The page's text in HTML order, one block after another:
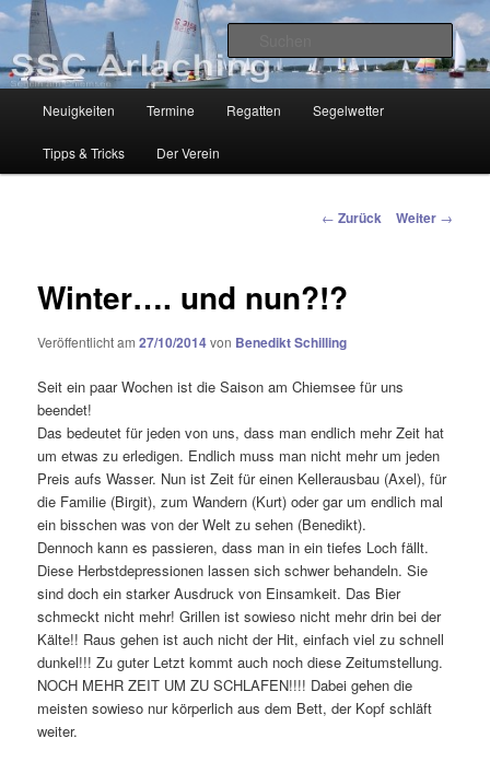
Zum
Inhalt
wechseln
SSC-Arlaching
Segelclub am Chiemsee
Neuigkeiten Termine Regatten Segelwetter
Tipps & Tricks Der Verein
Beitragsnavigation
← Zurück Weiter →
Winter…. und nun?!?
Veröffentlicht am27/10/2014von Benedikt Schilling
Seit ein paar Wochen ist die Saison am Chiemsee für uns
beendet!
Das bedeutet für jeden von uns, dass man endlich mehr Zeit hat
um etwas zu erledigen. Endlich muss man nicht mehr um jeden
Preis aufs Wasser. Nun ist Zeit für einen Kellerausbau (Axel), für
die Familie (Birgit), zum Wandern (Kurt) oder gar um endlich mal
ein bisschen was von der Welt zu sehen (Benedikt).
Dennoch kann es passieren, dass man in ein tiefes Loch fällt.
Diese Herbstdepressionen lassen sich schwer behandeln. Sie
sind doch ein starker Ausdruck von Einsamkeit. Das Bier
schmeckt nicht mehr! Grillen ist sowieso nicht mehr drin bei der
Kälte!! Raus gehen ist auch nicht der Hit, einfach viel zu schnell
dunkel!!! Zu guter Letzt kommt auch noch diese Zeitumstellung.
NOCH MEHR ZEIT UM ZU SCHLAFEN!!!! Dabei gehen die
meisten sowieso nur körperlich aus dem Bett, der Kopf schläft
weiter.